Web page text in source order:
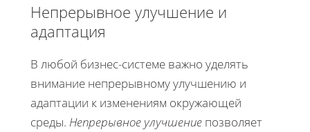
Непрерывное улучшение и
адаптация
В любой бизнес-системе важно уделять
внимание непрерывному улучшению и
адаптации к изменениям окружающей
среды. Непрерывное улучшение позволяет